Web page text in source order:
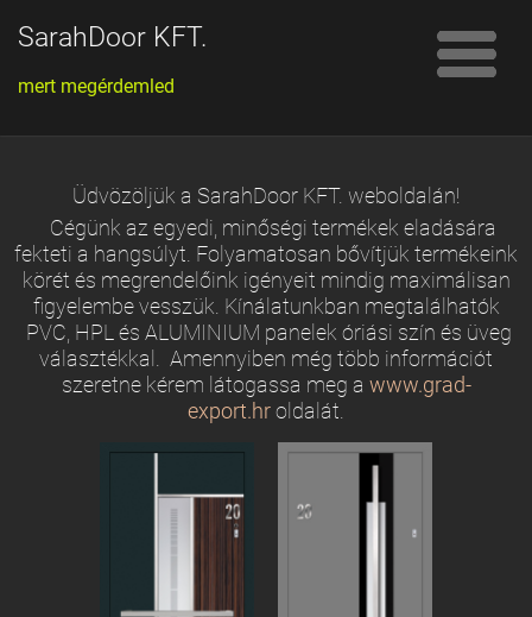
SarahDoor KFT.
mert megérdemled
Üdvözöljük a SarahDoor KFT. weboldalán!
Cégünk az egyedi, minőségi termékek eladására
fekteti a hangsúlyt. Folyamatosan bővítjük termékeink
körét és megrendelőink igényeit mindig maximálisan
figyelembe vesszük. Kínálatunkban megtalálhatók
PVC, HPL és ALUMINIUM panelek óriási szín és üveg
választékkal. Amennyiben még több információt
szeretne kérem látogassa meg a www.grad-
export.hr oldalát.